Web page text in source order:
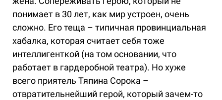
понимает в 30 лет, как мир устроен, очень
сложно. Его теща – типичная провинциальная
хабалка, которая считает себя тоже
интеллигенткой (на том основании, что
работает в гардеробной театра). Но хуже
всего приятель Тяпина Сорока –
отвратительнейший герой, который зачем-то